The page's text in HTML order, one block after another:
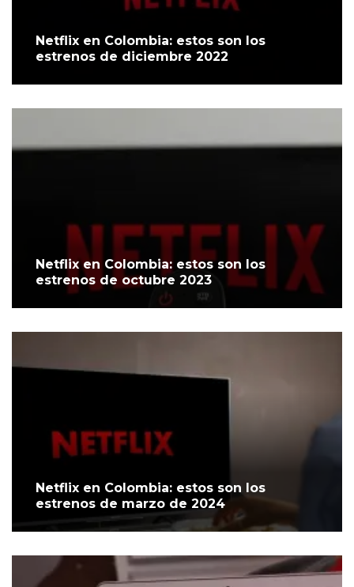
Netflix en Colombia: estos son los
estrenos de diciembre 2022
Netflix en Colombia: estos son los
estrenos de octubre 2023
Netflix en Colombia: estos son los
estrenos de marzo de 2024